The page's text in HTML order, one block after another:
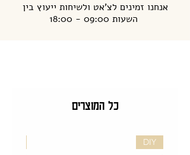
אנחנו זמינים לצ'אט ולשיחות ייעוץ בין
כל המוצרים
DIY